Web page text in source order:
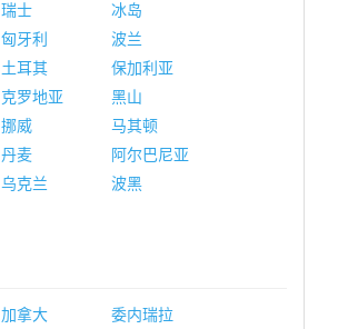
瑞士
冰岛
匈牙利
波兰
土耳其
保加利亚
克罗地亚
黑山
挪威
马其顿
丹麦
阿尔巴尼亚
乌克兰
波黑
加拿大
委内瑞拉